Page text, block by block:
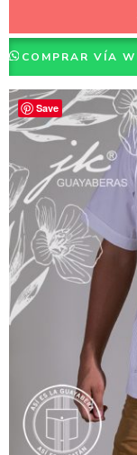
COMPRAR VÍA
Save
Azul Marino
Beige
Hueso
Negro